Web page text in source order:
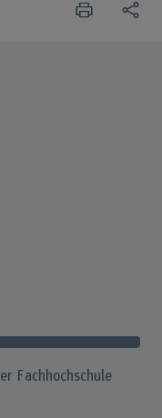
Fachhochschule